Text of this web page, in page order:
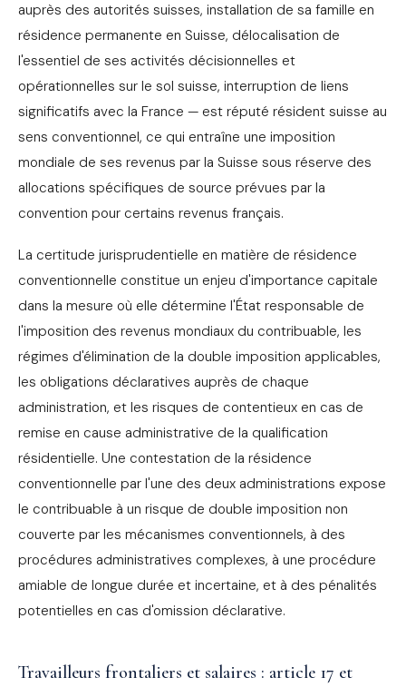
auprès des autorités suisses, installation de sa famille en
résidence permanente en Suisse, délocalisation de
l'essentiel de ses activités décisionnelles et
opérationnelles sur le sol suisse, interruption de liens
significatifs avec la France — est réputé résident suisse au
sens conventionnel, ce qui entraîne une imposition
mondiale de ses revenus par la Suisse sous réserve des
allocations spécifiques de source prévues par la
convention pour certains revenus français.
La certitude jurisprudentielle en matière de résidence
conventionnelle constitue un enjeu d'importance capitale
dans la mesure où elle détermine l'État responsable de
l'imposition des revenus mondiaux du contribuable, les
régimes d'élimination de la double imposition applicables,
les obligations déclaratives auprès de chaque
administration, et les risques de contentieux en cas de
remise en cause administrative de la qualification
résidentielle. Une contestation de la résidence
conventionnelle par l'une des deux administrations expose
le contribuable à un risque de double imposition non
couverte par les mécanismes conventionnels, à des
procédures administratives complexes, à une procédure
amiable de longue durée et incertaine, et à des pénalités
potentielles en cas d'omission déclarative.
Travailleurs frontaliers et salaires : article 17 et